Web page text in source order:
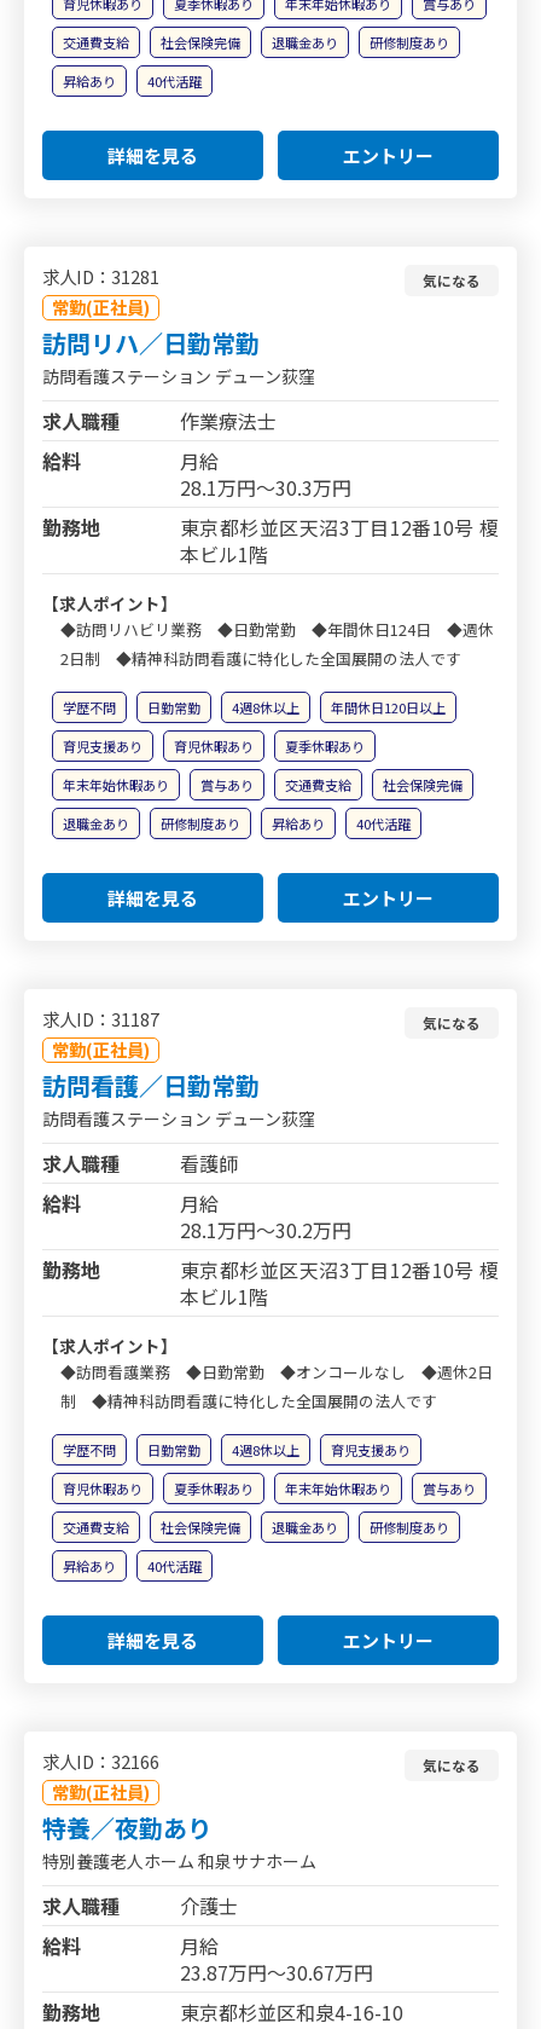
交通費支給
社会保険完備 退職金あり
研修制度あり
昇給あり
40代活躍
詳細を見る エントリー
求人ID：31281
常勤(正社員)
気になる
訪問リハ／日勤常勤
訪問看護ステーション デューン荻窪
求人職種
作業療法士
給料
月給
28.1万円～30.3万円
勤務地
東京都杉並区天沼3丁目12番10号 榎
本ビル1階
【求人ポイント】
◆訪問リハビリ業務 ◆日勤常勤 ◆年間休日124日 ◆週休
2日制 ◆精神科訪問看護に特化した全国展開の法人です
学歴不問 日勤常勤 4週8休以上
年間休日120日以上
育児支援あり
育児休暇あり
夏季休暇あり
年末年始休暇あり
賞与あり 交通費支給
社会保険完備
退職金あり
研修制度あり 昇給あり 40代活躍
詳細を見る エントリー
求人ID：31187
常勤(正社員)
気になる
訪問看護／日勤常勤
訪問看護ステーション デューン荻窪
求人職種
看護師
給料
月給
28.1万円～30.2万円
勤務地
東京都杉並区天沼3丁目12番10号 榎
本ビル1階
【求人ポイント】
◆訪問看護業務 ◆日勤常勤 ◆オンコールなし ◆週休2日
制 ◆精神科訪問看護に特化した全国展開の法人です
学歴不問 日勤常勤 4週8休以上
育児支援あり
育児休暇あり
夏季休暇あり 年末年始休暇あり
賞与あり
交通費支給
社会保険完備 退職金あり
研修制度あり
昇給あり
40代活躍
詳細を見る エントリー
求人ID：32166
常勤(正社員)
気になる
特養／夜勤あり
特別養護老人ホーム 和泉サナホーム
求人職種
介護士
給料
月給
23.87万円～30.67万円
勤務地
東京都杉並区和泉4-16-10